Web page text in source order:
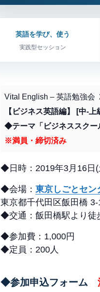
英語を学び、使う
実践型セッション
Vital English – 英語勉強会
【ビジネス英語編】 [中-上
◆テーマ「ビジネススクー
※満員・締切済み
◆日時：2019年3月16日(
◆会場： 東京しごとセン
東京都千代田区飯田橋 3-
◆交通：飯田橋駅より徒
◆参加費：1,000円
◆定員：200人
◆参加申込フォーム